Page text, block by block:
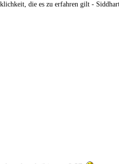
die es zu erfahren gilt -